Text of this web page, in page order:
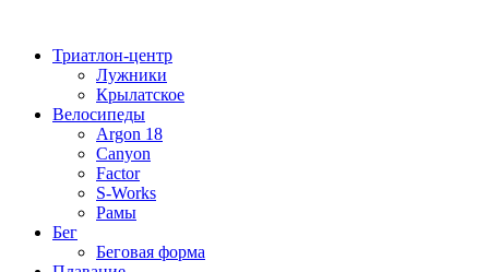
содержимому
Триатлон-центр
Лужники
Крылатское
Велосипеды
Argon 18
Canyon
Factor
S-Works
Рамы
Бег
Беговая форма